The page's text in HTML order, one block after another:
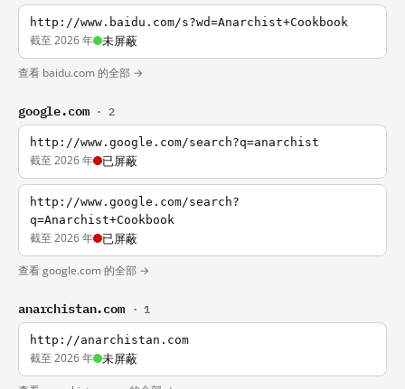
http://www.baidu.com/s?wd=Anarchist+Cookbook
截至 2026 年 未屏蔽
查看 baidu.com 的全部 →
google.com · 2
http://www.google.com/search?q=anarchist
截至 2026 年 已屏蔽
http://www.google.com/search?
q=Anarchist+Cookbook
截至 2026 年 已屏蔽
查看 google.com 的全部 →
anarchistan.com · 1
http://anarchistan.com
截至 2026 年 未屏蔽